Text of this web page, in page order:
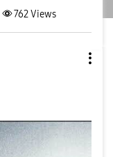
762Views